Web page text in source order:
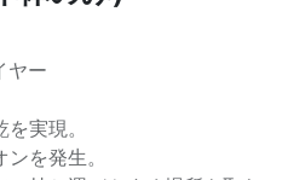
ヤー
実現。
を発生。